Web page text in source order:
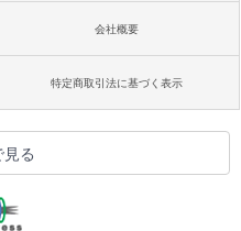
会社概要
特定商取引法に基づく表示
見る